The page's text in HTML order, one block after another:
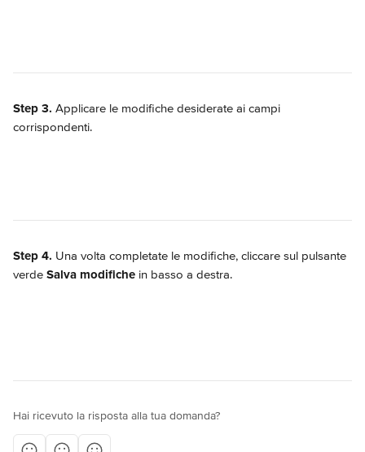
Step 3. Applicare le modifiche desiderate ai campi
corrispondenti.
Step 4. Una volta completate le modifiche, cliccare sul pulsante
verde Salva modifiche in basso a destra.
Hai ricevuto la risposta alla tua domanda?